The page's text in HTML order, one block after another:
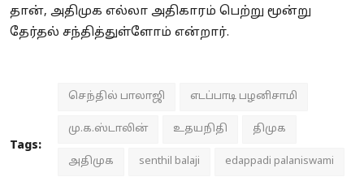
தான், அதிமுக எல்லா அதிகாரம் பெற்று மூன்று
தேர்தல் சந்தித்துள்ளோம் என்றார்.
Tags:
செந்தில் பாலாஜி எடப்பாடி பழனிசாமி
மு.க.ஸ்டாலின் உதயநிதி திமுக
அதிமுக senthil balaji edappadi palaniswami